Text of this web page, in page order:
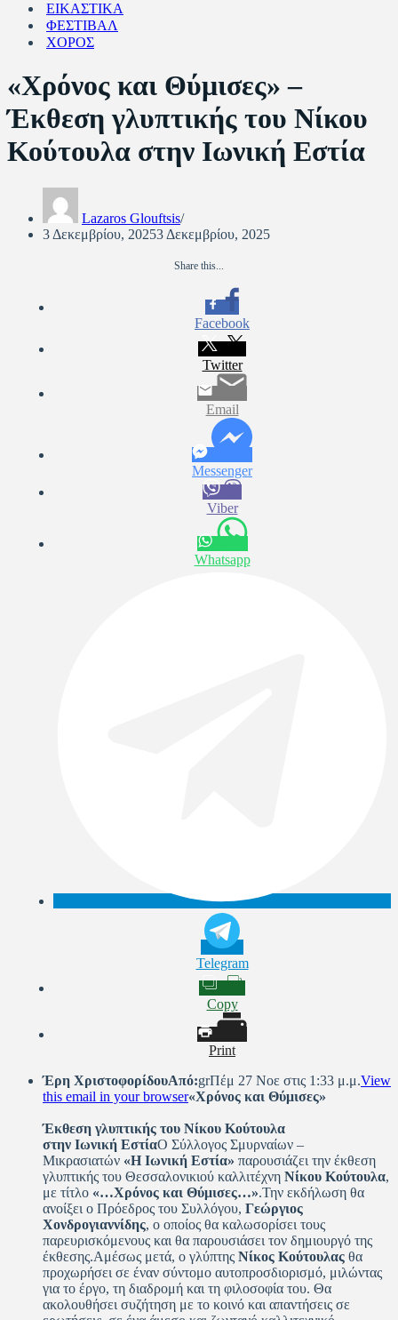
ΕΙΚΑΣΤΙΚΑ
ΦΕΣΤΙΒΑΛ
ΧΟΡΟΣ
«Χρόνος και Θύμισες» –
Έκθεση γλυπτικής του Νίκου
Κούτουλα στην Ιωνική Εστία
Lazaros Glouftsis
3 Δεκεμβρίου, 20253 Δεκεμβρίου, 2025
Share this...
Facebook
Twitter
Email
Messenger
Viber
Whatsapp
Telegram
Copy
Print
Έρη ΧριστοφορίδουΑπό:grΠέμ 27 Νοε στις 1:33 μ.μ.View
this email in your browser«Χρόνος και Θύμισες»
Έκθεση γλυπτικής του Νίκου Κούτουλα
στην Ιωνική ΕστίαΟ Σύλλογος Σμυρναίων –
Μικρασιατών «Η Ιωνική Εστία» παρουσιάζει την έκθεση
γλυπτικής του Θεσσαλονικιού καλλιτέχνη Νίκου Κούτουλα,
με τίτλο «…Χρόνος και Θύμισες…».Την εκδήλωση θα
ανοίξει ο Πρόεδρος του Συλλόγου, Γεώργιος
Χονδρογιαννίδης, ο οποίος θα καλωσορίσει τους
παρευρισκόμενους και θα παρουσιάσει τον δημιουργό της
έκθεσης.Αμέσως μετά, ο γλύπτης Νίκος Κούτουλας θα
προχωρήσει σε έναν σύντομο αυτοπροσδιορισμό, μιλώντας
για το έργο, τη διαδρομή και τη φιλοσοφία του. Θα
ακολουθήσει συζήτηση με το κοινό και απαντήσεις σε